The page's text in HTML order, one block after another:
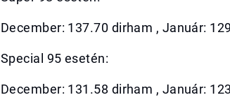
December: 137.70 dirham , Január:
Special 95 esetén:
December: 131.58 dirham , Január: